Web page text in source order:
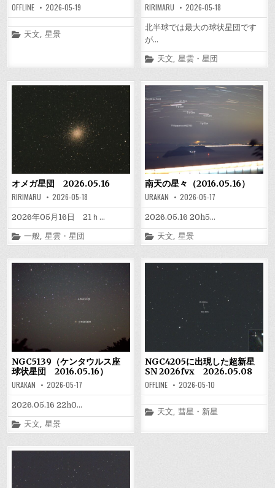
OFFLINE 2026-05-19
Posted
in
天文,星景
RIRIMARU 2026-05-18
北半球では最大の球状星団です
が…
Posted
in
天文,星雲・星団
オメガ星団 2026.05.16
RIRIMARU 2026-05-18
2026年05月16日 21ｈ…
Posted
in
一般,星雲・星団
南天の星々（2016.05.16）
URAKAN 2026-05-17
2026.05.16 20h5…
Posted
in
天文,星景
NGC5139（ケンタウルス座
球状星団 2016.05.16）
URAKAN 2026-05-17
2026.05.16 22h0…
Posted
in
天文,星景
NGC4205に出現した超新星
SN 2026fvx 2026.05.08
OFFLINE 2026-05-10
Posted
in
天文,彗星・新星